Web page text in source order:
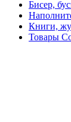
Бисер,
Книги,
Товары